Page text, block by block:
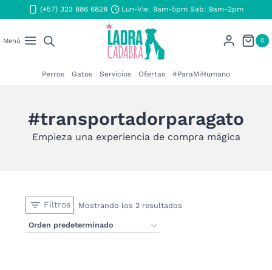
al
(+57) 323 886 6828 Lun-Vie: 9am-5pm Sab: 9am-2pm
Menú 0
Perros Gatos Servicios Ofertas #ParaMiHumano
#transportadorparagato
Empieza una experiencia de compra mágica
Filtros Mostrando los 2 resultados